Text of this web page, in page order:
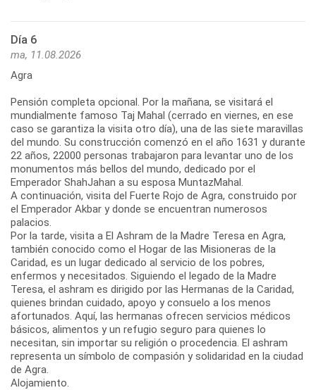
Día 6
ma, 11.08.2026
Agra
Pensión completa opcional. Por la mañana, se visitará el
mundialmente famoso Taj Mahal (cerrado en viernes, en ese
caso se garantiza la visita otro día), una de las siete maravillas
del mundo. Su construcción comenzó en el año 1631 y durante
22 años, 22000 personas trabajaron para levantar uno de los
monumentos más bellos del mundo, dedicado por el
Emperador ShahJahan a su esposa MuntazMahal.
A continuación, visita del Fuerte Rojo de Agra, construido por
el Emperador Akbar y donde se encuentran numerosos
palacios.
Por la tarde, visita a El Ashram de la Madre Teresa en Agra,
también conocido como el Hogar de las Misioneras de la
Caridad, es un lugar dedicado al servicio de los pobres,
enfermos y necesitados. Siguiendo el legado de la Madre
Teresa, el ashram es dirigido por las Hermanas de la Caridad,
quienes brindan cuidado, apoyo y consuelo a los menos
afortunados. Aquí, las hermanas ofrecen servicios médicos
básicos, alimentos y un refugio seguro para quienes lo
necesitan, sin importar su religión o procedencia. El ashram
representa un símbolo de compasión y solidaridad en la ciudad
de Agra.
Alojamiento.